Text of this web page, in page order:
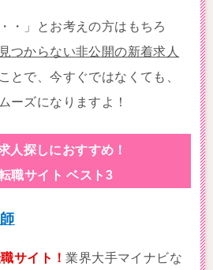
・」とお考えの方はもちろ
つからない非公開の新着求人
とで、今すぐではなくても、
ーズになりますよ！
人探しにおすすめ！
職サイト ベスト3
サイト！業界大手マイナビな